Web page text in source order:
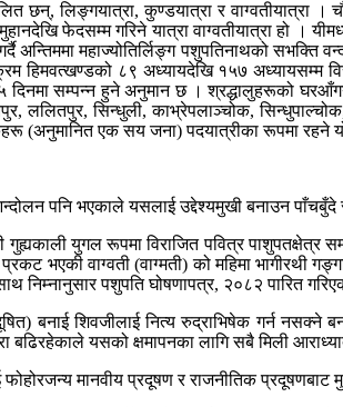
छन्, लिङ्गयात्रा, कुण्डयात्रा र वाग्वतीयात्रा
फेदसम्म गरिने यात्रा वाग्वतीयात्रा हो ।
अन्तिममा महाज्योतिर्लिङ्ग पशुपतिनाथको सभक्ति
हिमवत्खण्डको ८९ अध्यायदेखि १५७ अध्यायसम्म
सम्पन्न हुने अनुमान छ । श्रद्धालुहरूको घरआँगनमा
ललितपुर, सिन्धुली, काभ्रेपलाञ्चोक,
(अनुमानित एक सय जना) पदयात्रीका रूपमा रहने
पनि भएकाले यसलाई उद्देश्यमुखी बनाउन
युगल रूपमा विराजित पवित्र पाशुपतक्षेत्र
भएकी वाग्वती (वाग्मती) को महिमा भागीरथी
निम्नानुसार पशुपति घोषणापत्र, २०८२ पारित
बनाई शिवजीलाई नित्य रुद्राभिषेक गर्न नसक्ने
बढिरहेकाले यसको क्षमापनका लागि सबै मिली
मानवीय प्रदूषण र राजनीतिक प्रदूषणबाट